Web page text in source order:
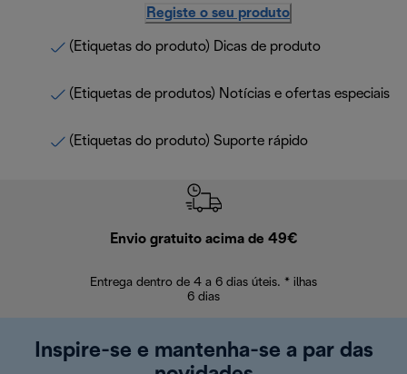
Registe o seu produto
(Etiquetas do produto) Dicas de produto
(Etiquetas de produtos) Notícias e ofertas especiais
(Etiquetas do produto) Suporte rápido
Envio gratuito acima de 49€
Entrega dentro de 4 a 6 dias úteis. * ilhas
6 dias
Inspire-se e mantenha-se a par das